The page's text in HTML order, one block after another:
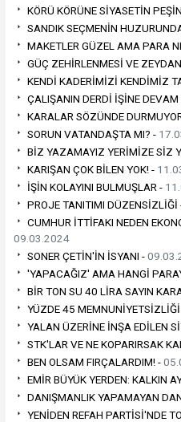
KÖRÜ KÖRÜNE SİYASETİN
SANDIK SEÇMENİN
MAKETLER GÜZEL AMA PARA
GÜÇ ZEHİRLENMESİ VE
KENDİ KADERİMİZİ KENDİMİZ
ÇALIŞANIN DERDİ İŞİNE DEVAM
KARALAR SÖZÜNDE
SORUN VATANDAŞTA MI? -
BİZ YAZAMAYIZ YERİMİZE SİZ
KARIŞAN ÇOK BİLEN YOK! -
İŞİN KOLAYINI BULMUŞLAR -
PROJE TANITIMI DÜZENSİZLİĞİ
CUMHUR İTTİFAKI NEDEN
09.03.2024
SONER ÇETİN'İN İSYANI -
'YAPACAĞIZ' AMA HANGİ
BİR TON SU 40 LİRA SAYIN
YÜZDE 45
YALAN ÜZERİNE İNŞA EDİLEN
STK'LAR VE NE KOPARIRSAK
BEN OLSAM FIRÇALARDIM! -
EMİR BÜYÜK YERDEN: KALKIN
DANIŞMANLIK YAPAMAYAN
YENİDEN REFAH PARTİSİ'NDE